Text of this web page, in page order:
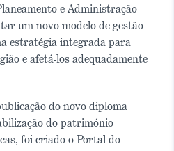
e Administração
um novo modelo de gestão
estratégia integrada para
e afetá-los adequadamente
do novo diploma
do património
foi criado o Portal do